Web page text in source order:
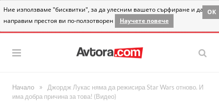
Ние използваме "бисквитки", за да улесним вашето сърфиране и да
направим престоя ви по-ползотворен
Научете повече
OK
Начало »
Джордж Лукас няма да режисира Star Wars отново. И
има добра причина за това! (Видео)